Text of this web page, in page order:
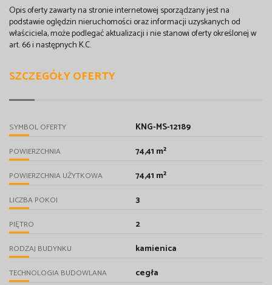
Opis oferty zawarty na stronie internetowej sporządzany jest na
podstawie oględzin nieruchomości oraz informacji uzyskanych od
właściciela, może podlegać aktualizacji i nie stanowi oferty określonej w
art. 66 i następnych K.C.
SZCZEGÓŁY OFERTY
SYMBOL OFERTY KNG-MS-12189
POWIERZCHNIA 74,41 m²
POWIERZCHNIA UŻYTKOWA 74,41 m²
LICZBA POKOI 3
PIĘTRO 2
RODZAJ BUDYNKU kamienica
TECHNOLOGIA BUDOWLANA cegła